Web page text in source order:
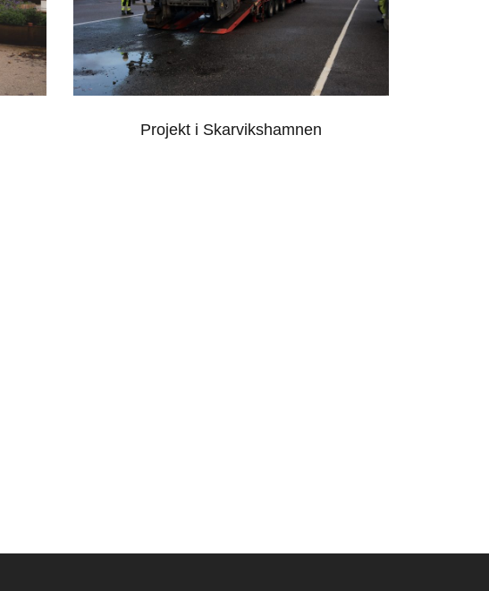
PROJEKT I
SKARVIKSHAMNEN
Projekt i Skarvikshamnen